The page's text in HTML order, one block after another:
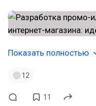
Показать полностью
12
11